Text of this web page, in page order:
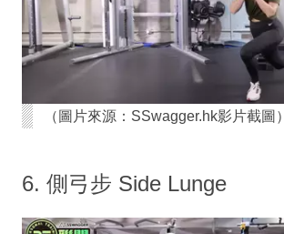
（圖片來源：SSwagger.hk影片截圖）
6. 側弓步 Side Lunge